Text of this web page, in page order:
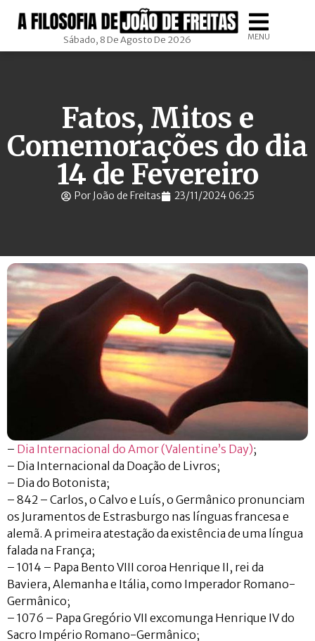
Sábado, 8 De Agosto De 2026 MENU
Fatos, Mitos e
Comemorações do dia
14 de Fevereiro
Por João de Freitas 23/11/2024 06:25
– Dia Internacional do Amor (Valentine’s Day);
– Dia Internacional da Doação de Livros;
– Dia do Botonista;
– 842 – Carlos, o Calvo e Luís, o Germânico pronunciam
os Juramentos de Estrasburgo nas línguas francesa e
alemã. A primeira atestação da existência de uma língua
falada na França;
– 1014 – Papa Bento VIII coroa Henrique II, rei da
Baviera, Alemanha e Itália, como Imperador Romano-
Germânico;
– 1076 – Papa Gregório VII excomunga Henrique IV do
Sacro Império Romano-Germânico;